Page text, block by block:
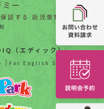
ー
証する 託児型知能教育
（エディック）
For English Speaker